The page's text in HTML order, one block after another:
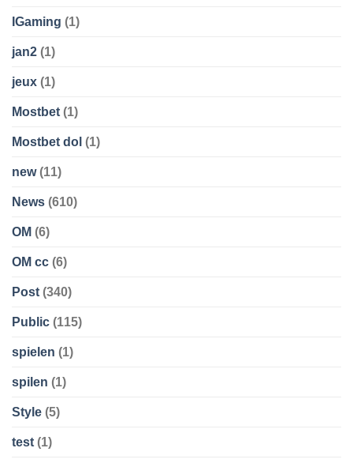
IGaming (1)
jan2 (1)
jeux (1)
Mostbet (1)
Mostbet dol (1)
new(11)
News (610)
OM (6)
OM cc (6)
Post (340)
Public (115)
spielen (1)
spilen (1)
Style (5)
test (1)